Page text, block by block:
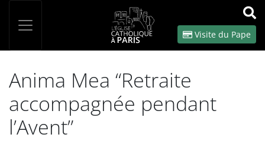
OK
Visite du Pape
Anima Mea “Retraite
accompagnée pendant
l’Avent”
Panneau de gestion des cookies